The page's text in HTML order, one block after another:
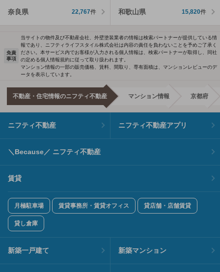
奈良県 22,767件 和歌山県 15,820件
免責
事項
当サイトの物件及び不動産会社、外壁塗装業者の情報は検索パートナーが提供している情
報であり、ニフティライフスタイル株式会社は内容の責任を負わないことを予めご了承く
ださい。本サービス内でお客様が入力される個人情報は、検索パートナーが取得し、同社
の定める個人情報規約に従って取り扱われます。
マンション情報の一部の販売価格、賃料、間取り、専有面積は、マンションレビューのデ
ータを表示しています。
不動産・住宅情報のニフティ不動産 マンション情報 京都府
ニフティ不動産 ニフティ不動産アプリ
＼Because／ ニフティ不動産
賃貸
月極駐車場 賃貸事務所・賃貸オフィス 貸店舗・店舗賃貸
貸し倉庫
新築一戸建て 新築マンション